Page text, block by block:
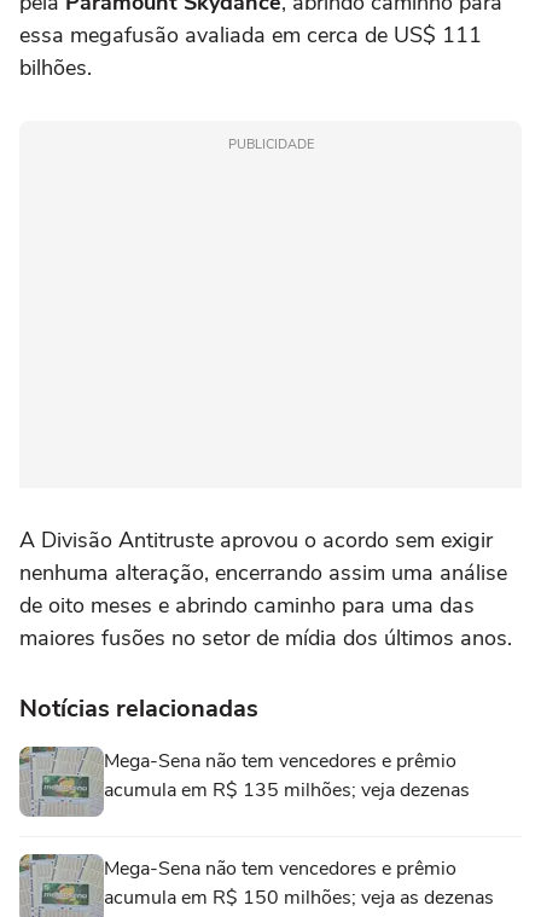
essa megafusão avaliada em cerca de US$ 111
bilhões.
PUBLICIDADE
A Divisão Antitruste aprovou o acordo sem exigir
nenhuma alteração, encerrando assim uma análise
de oito meses e abrindo caminho para uma das
maiores fusões no setor de mídia dos últimos anos.
Notícias relacionadas
Mega-Sena não tem vencedores e prêmio
acumula em R$ 135 milhões; veja dezenas
Mega-Sena não tem vencedores e prêmio
acumula em R$ 150 milhões; veja as dezenas